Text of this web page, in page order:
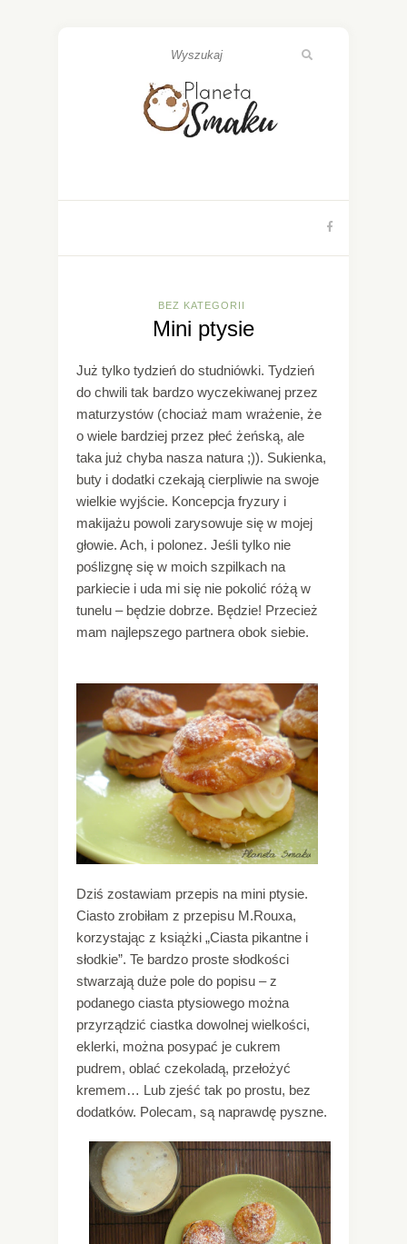
BEZ KATEGORII
Mini ptysie
Już tylko tydzień do studniówki. Tydzień
do chwili tak bardzo wyczekiwanej przez
maturzystów (chociaż mam wrażenie, że
o wiele bardziej przez płeć żeńską, ale
taka już chyba nasza natura ;)). Sukienka,
buty i dodatki czekają cierpliwie na swoje
wielkie wyjście. Koncepcja fryzury i
makijażu powoli zarysowuje się w mojej
głowie. Ach, i polonez. Jeśli tylko nie
poślizgnę się w moich szpilkach na
parkiecie i uda mi się nie pokolić różą w
tunelu – będzie dobrze. Będzie! Przecież
mam najlepszego partnera obok siebie.
Dziś zostawiam przepis na mini ptysie.
Ciasto zrobiłam z przepisu M.Rouxa,
korzystając z książki „Ciasta pikantne i
słodkie”. Te bardzo proste słodkości
stwarzają duże pole do popisu – z
podanego ciasta ptysiowego można
przyrządzić ciastka dowolnej wielkości,
eklerki, można posypać je cukrem
pudrem, oblać czekoladą, przełożyć
kremem… Lub zjeść tak po prostu, bez
dodatków. Polecam, są naprawdę pyszne.